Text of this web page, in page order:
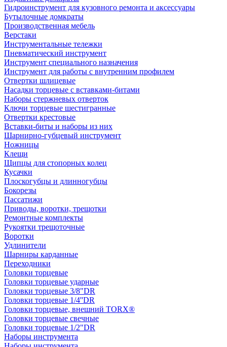
Гидроинструмент для кузовного ремонта и аксессуары
Бутылочные домкраты
Производственная мебель
Верстаки
Инструментальные тележки
Пневматический инструмент
Инструмент специального назначения
Инструмент для работы с внутренним профилем
Отвертки шлицевые
Насадки торцевые с вставками-битами
Наборы стержневых отверток
Ключи торцевые шестигранные
Отвертки крестовые
Вставки-биты и наборы из них
Шарнирно-губцевый инструмент
Ножницы
Клещи
Щипцы для стопорных колец
Кусачки
Плоскогубцы и длинногубцы
Бокорезы
Пассатижи
Приводы, воротки, трещотки
Ремонтные комплекты
Рукоятки трещоточные
Воротки
Удлинители
Шарниры карданные
Переходники
Головки торцевые
Головки торцевые ударные
Головки торцевые 3/8"DR
Головки торцевые 1/4''DR
Головки торцевые, внешний TORX®
Головки торцевые свечные
Головки торцевые 1/2"DR
Наборы инструмента